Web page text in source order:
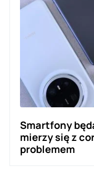
Smartfony
mierzy się z
problemem